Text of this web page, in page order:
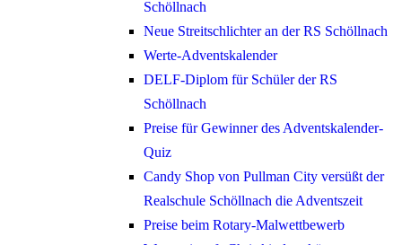
Schöllnach
Neue Streitschlichter an der RS Schöllnach
Werte-Adventskalender
DELF-Diplom für Schüler der RS
Schöllnach
Preise für Gewinner des Adventskalender-
Quiz
Candy Shop von Pullman City versüßt der
Realschule Schöllnach die Adventszeit
Preise beim Rotary-Malwettbewerb